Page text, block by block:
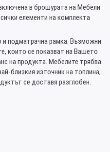
в брошурата на Мебели
елементи на комплекта
и подматрачна рамка. Възможни
които се показват на Вашето
на продукта. Мебелите трябва
близкия източник на топлина,
се доставя разглобен.